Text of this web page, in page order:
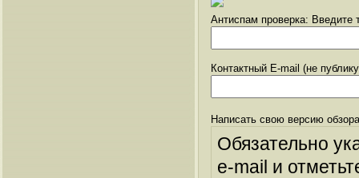
Антиспам проверка: Введите
Контактный E-mail (не
Написать свою версию
Обязательно
e-mail и